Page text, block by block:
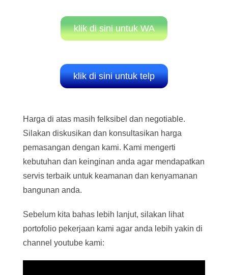
klik di sini untuk WA
klik di sini untuk telp
Harga di atas masih felksibel dan negotiable.
Silakan diskusikan dan konsultasikan harga
pemasangan dengan kami. Kami mengerti
kebutuhan dan keinginan anda agar mendapatkan
servis terbaik untuk keamanan dan kenyamanan
bangunan anda.
Sebelum kita bahas lebih lanjut, silakan lihat
portofolio pekerjaan kami agar anda lebih yakin di
channel youtube kami: